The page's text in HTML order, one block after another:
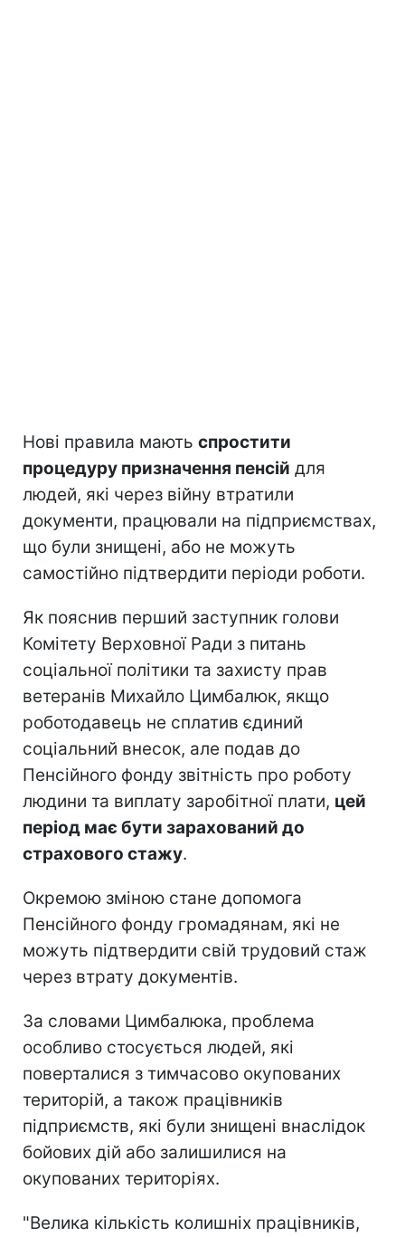
Нові правила мають спростити
процедуру призначення пенсій для
людей, які через війну втратили
документи, працювали на підприємствах,
що були знищені, або не можуть
самостійно підтвердити періоди роботи.
Як пояснив перший заступник голови
Комітету Верховної Ради з питань
соціальної політики та захисту прав
ветеранів Михайло Цимбалюк, якщо
роботодавець не сплатив єдиний
соціальний внесок, але подав до
Пенсійного фонду звітність про роботу
людини та виплату заробітної плати, цей
період має бути зарахований до
страхового стажу.
Окремою зміною стане допомога
Пенсійного фонду громадянам, які не
можуть підтвердити свій трудовий стаж
через втрату документів.
За словами Цимбалюка, проблема
особливо стосується людей, які
поверталися з тимчасово окупованих
територій, а також працівників
підприємств, які були знищені внаслідок
бойових дій або залишилися на
окупованих територіях.
"Велика кількість колишніх працівників,